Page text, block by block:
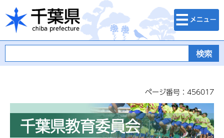
千葉県
検索・メニュ
ー
ページ番号：456017
千葉県教育委員会